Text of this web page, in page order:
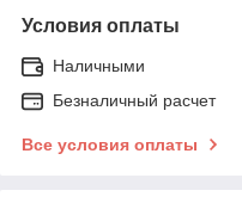
Условия оплаты
Наличными
Безналичный расчет
Все условия оплаты